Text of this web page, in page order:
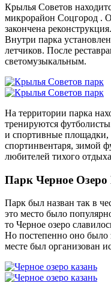
Крылья Советов
микрорайон Соцгород .
закончена реконструкция.
Внутри парка
летчиков. После
светомузыкальным.
На территории парка
тренируются
и спортивные площадки,
спортинвентаря, зимой
любителей тихого
Парк Черное Озеро
Парк был назван так в
это место было
то Черное озеро
Но постепенно оно было
месте был организован